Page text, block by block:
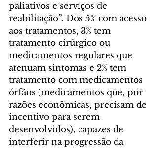
paliativos e serviços de
reabilitação”. Dos 5% com acesso
aos tratamentos, 3% tem
tratamento cirúrgico ou
medicamentos regulares que
atenuam sintomas e 2% tem
tratamento com medicamentos
órfãos (medicamentos que, por
razões econômicas, precisam de
incentivo para serem
desenvolvidos), capazes de
interferir na progressão da